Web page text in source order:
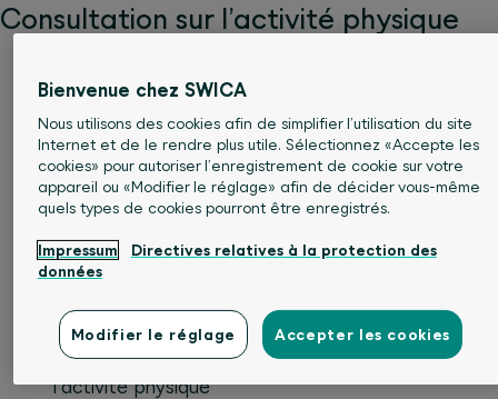
Consultation sur l’activité physique
physique saine pour les personnes en bonne santé
et les
personnes atteintes de maladies chroniques
Soutien concernant les objectifs de fitness et les
routines sportives
Prévention des chutes grâce à des exercices ciblés
Accès aux connaissances de spécialistes sur les
Conseils pour un mode de vie sain et actif
Accompagnement personnel dans le processus de
l’activité physique
Bienvenue chez SWICA
Nous utilisons des cookies afin de simplifier l’utilisation du site
Internet et de le rendre plus utile. Sélectionnez «Accepte les
cookies» pour autoriser l’enregistrement de cookie sur votre
appareil ou «Modifier le réglage» afin de décider vous-même
quels types de cookies pourront être enregistrés.
Impressum
Directives relatives à la protection des
données
Modifier le réglage Accepter les cookies